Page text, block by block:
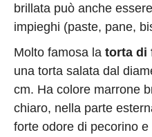
brillata può anche
impieghi (paste, pane,
Molto famosa la torta di
una torta salata dal
cm. Ha colore marrone
chiaro, nella parte
forte odore di pecorino